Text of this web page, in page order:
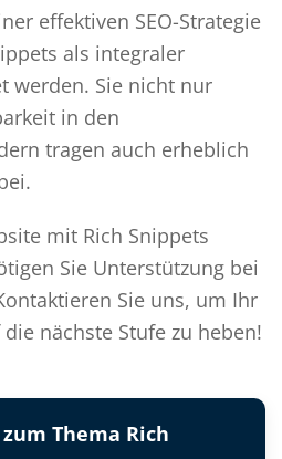
effektiven SEO-Strategie
als integraler
werden. Sie nicht nur
in den
tragen auch erheblich
mit Rich Snippets
Sie Unterstützung bei
Sie uns, um Ihr
nächste Stufe zu heben!
Thema Rich